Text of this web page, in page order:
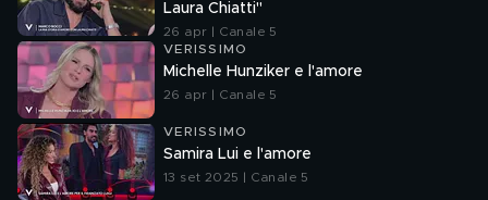
Laura Chiatti"
26 apr | Canale 5
VERISSIMO
Michelle Hunziker e l'amore
26 apr | Canale 5
VERISSIMO
Samira Lui e l'amore
13 set 2025 | Canale 5